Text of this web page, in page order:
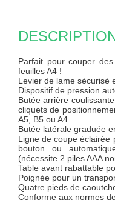
Parfait pour couper
feuilles A4 !
Levier de lame sécurisé
Dispositif de pression
Butée arrière
cliquets de
A5, B5 ou A4.
Butée latérale graduée
Ligne de coupe éclairée
bouton ou
(nécessite 2 piles AAA
Table avant rabattable
Poignée pour un
Quatre pieds de
Conforme aux normes